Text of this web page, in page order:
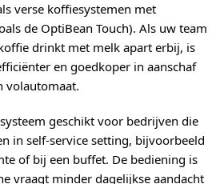
verse koffiesystemen met
de OptiBean Touch). Als uw team
drinkt met melk apart erbij, is
en goedkoper in aanschaf
volautomaat.
geschikt voor bedrijven die
in self-service setting, bijvoorbeeld
of bij een buffet. De bediening is
vraagt minder dagelijkse aandacht